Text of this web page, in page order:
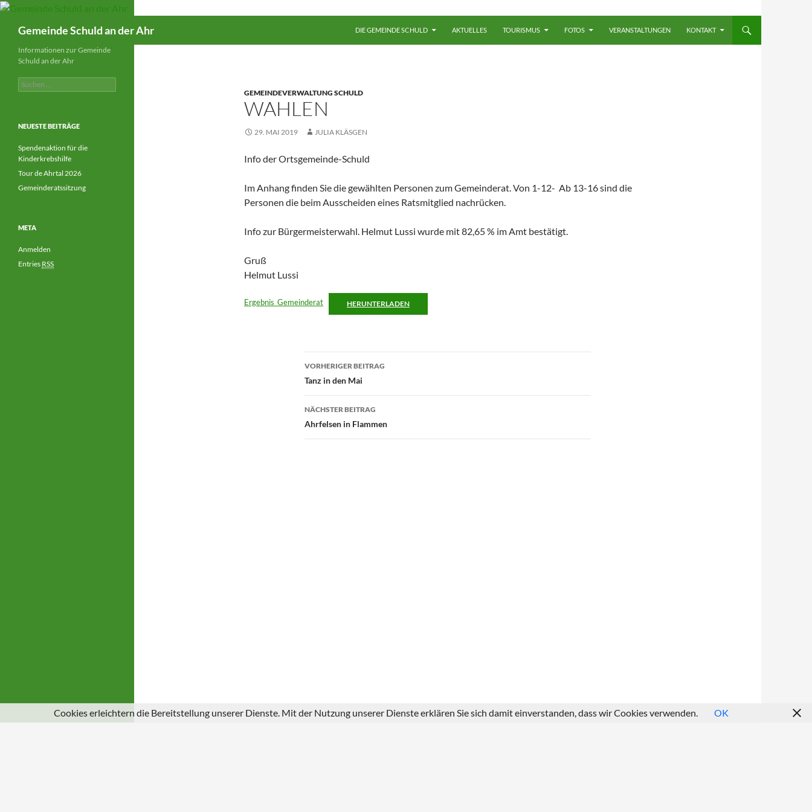
Gemeinde Schuld an der Ahr
DIE GEMEINDE SCHULD
AKTUELLES TOURISMUS FOTOS VERANSTALTUNGEN KONTAKT
GEMEINDEVERWALTUNG SCHULD
WAHLEN
29. MAI 2019 JULIA KLÄSGEN
Info der Ortsgemeinde-Schuld
Im Anhang finden Sie die gewählten Personen zum Gemeinderat. Von 1-12- Ab 13-16 sind die
Personen die beim Ausscheiden eines Ratsmitglied nachrücken.
Info zur Bürgermeisterwahl. Helmut Lussi wurde mit 82,65 % im Amt bestätigt.
Gruß
Helmut Lussi
Ergebnis_Gemeinderat HERUNTERLADEN
Beitragsnavigation
VORHERIGER BEITRAG
Tanz in den Mai
NÄCHSTER BEITRAG
Ahrfelsen in Flammen
Informationen zur Gemeinde
Schuld an der Ahr
Suchen
nach:
NEUESTE BEITRÄGE
Spendenaktion für die
Kinderkrebshilfe
Tour de Ahrtal 2026
Gemeinderatssitzung
META
Anmelden
Entries RSS
Cookies erleichtern die Bereitstellung unserer Dienste. Mit der Nutzung unserer Dienste erklären Sie sich damit einverstanden, dass wir Cookies verwenden. OK